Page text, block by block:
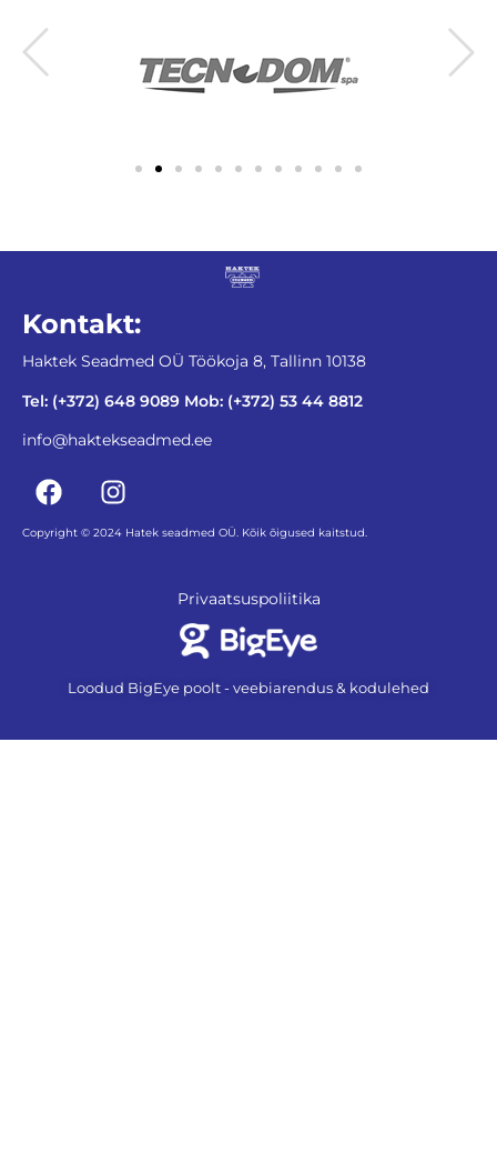
Kontakt:
Haktek Seadmed OÜ Töökoja 8, Tallinn 10138
Tel: (+372) 648 9089 Mob: (+372) 53 44 8812
info@haktekseadmed.ee
Copyright © 2024 Hatek seadmed OÜ. Kõik õigused kaitstud.
Privaatsuspoliitika
Loodud BigEye poolt - veebiarendus & kodulehed